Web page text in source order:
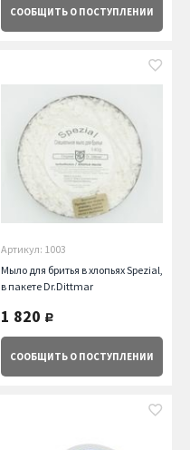
СООБЩИТЬ О ПОСТУПЛЕНИИ
Артикул: 1003
Мыло для бритья в хлопьях Spezial,
в пакете Dr.Dittmar
1 820 руб.
СООБЩИТЬ О ПОСТУПЛЕНИИ